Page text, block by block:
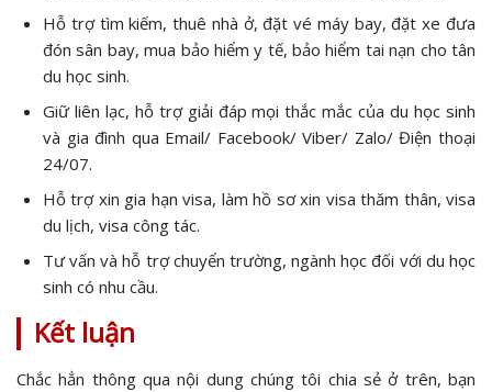
Hỗ trợ tìm kiếm, thuê nhà ở, đặt vé máy bay, đặt xe đưa
đón sân bay, mua bảo hiểm y tế, bảo hiểm tai nạn cho tân
du học sinh.
Giữ liên lạc, hỗ trợ giải đáp mọi thắc mắc của du học sinh
và gia đình qua Email/ Facebook/ Viber/ Zalo/ Điện thoại
24/07.
Hỗ trợ xin gia hạn visa, làm hồ sơ xin visa thăm thân, visa
du lịch, visa công tác.
Tư vấn và hỗ trợ chuyển trường, ngành học đối với du học
sinh có nhu cầu.
Kết luận
Chắc hẳn thông qua nội dung chúng tôi chia sẻ ở trên, bạn